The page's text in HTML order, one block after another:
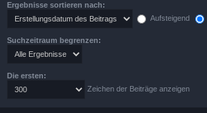
Ergebnisse sortieren nach:
Aufsteigend
Suchzeitraum begrenzen:
Die ersten:
Zeichen der Beiträge anzeigen